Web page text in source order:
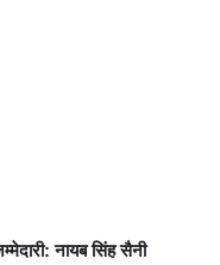
नायब सिंह सैनी